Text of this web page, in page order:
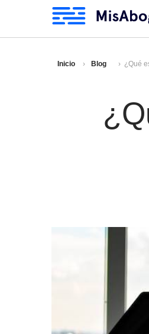
Inicio Blog ¿Qué